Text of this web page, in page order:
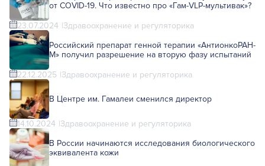
от COVID-19. Что известно про «Гам-VLP-мультивак»?
23.07.2024 Здравоохранение и регуляторика
Российский препарат генной терапии «АнтионкоРАН-
М» получил разрешение на вторую фазу испытаний
22.12.2025 Здравоохранение и регуляторика
В Центре им. Гамалеи сменился директор
14.10.2024 Здравоохранение и регуляторика
В России начинаются исследования биологического
эквивалента кожи